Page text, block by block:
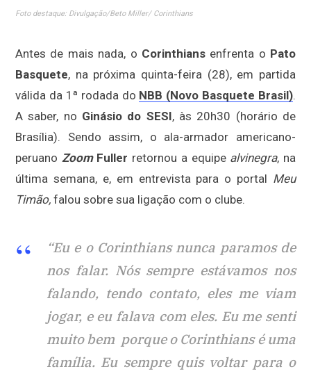
Foto destaque: Divulgação/Beto Miller/ Corinthians
Antes de mais nada, o Corinthiansenfrenta o Pato
Basquete, na próxima quinta-feira (28), em partida
válida da 1ª rodada do NBB (Novo Basquete Brasil).
A saber, no Ginásio do SESI, às 20h30 (horário de
Brasília). Sendo assim, o ala-armador americano-
peruano ZoomFuller retornou a equipe alvinegra, na
última semana, e, em entrevista para o portal Meu
Timão, falou sobre sua ligação com o clube.
“Eu e o Corinthians nunca paramos de
nos falar. Nós sempre estávamos nos
falando, tendo contato, eles me viam
jogar, e eu falava com eles. Eu me senti
muito bem porque o Corinthians é uma
família. Eu sempre quis voltar para o